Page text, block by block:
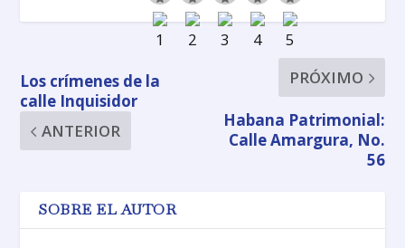
Los crímenes de la
calle Inquisidor
ANTERIOR
PRÓXIMO
Habana Patrimonial:
Calle Amargura, No.
56
SOBRE EL AUTOR